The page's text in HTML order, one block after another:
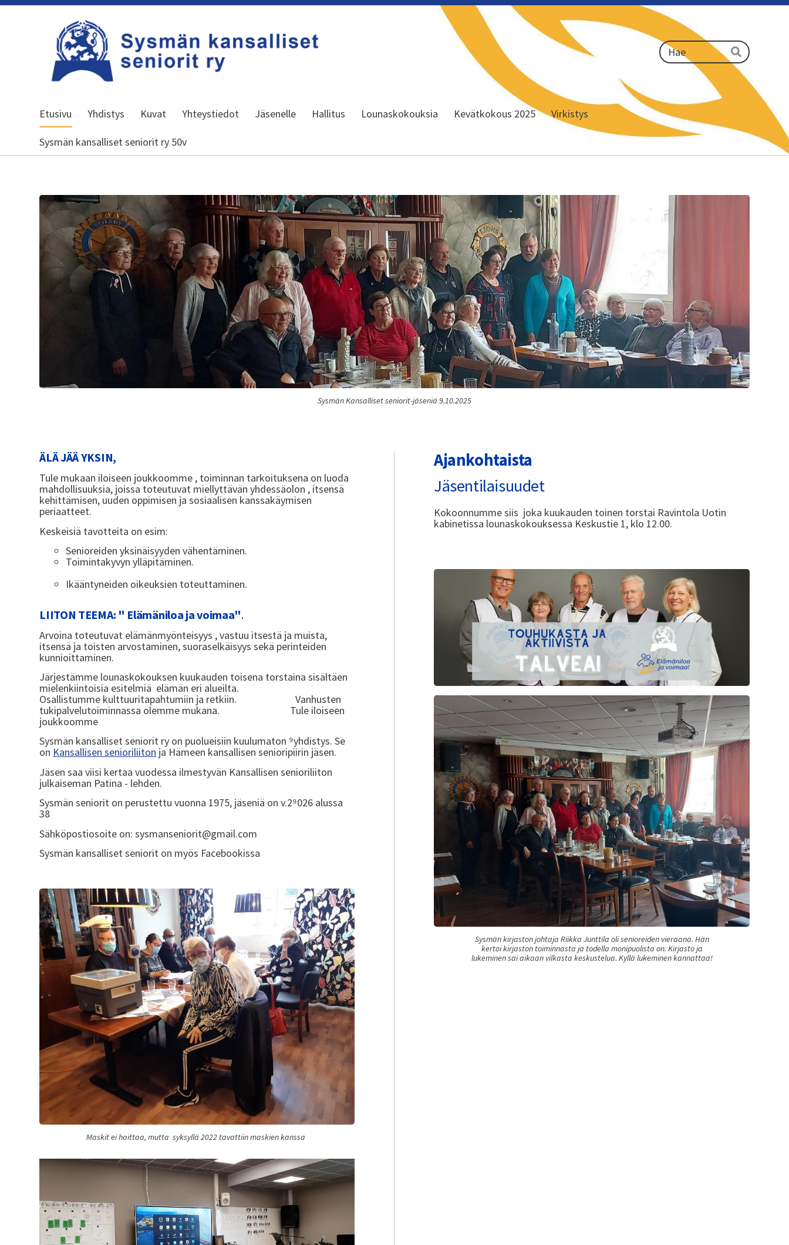
Sysmän kansalliset seniorit ry
Haku
Hae
Etusivu Yhdistys Kuvat Yhteystiedot Jäsenelle Hallitus Lounaskokouksia Kevätkokous 2025 Virkistys
Sysmän kansalliset seniorit ry 50v
Sysmän Kansalliset seniorit-jäseniä 9.10.2025
ÄLÄ JÄÄ YKSIN,
Tule mukaan iloiseen joukkoomme , toiminnan tarkoituksena on luoda
mahdollisuuksia, joissa toteutuvat miellyttävän yhdessäolon , itsensä
kehittämisen, uuden oppimisen ja sosiaalisen kanssakäymisen
periaatteet.
Keskeisiä tavotteita on esim:
Senioreiden yksinäisyyden vähentäminen.
Toimintakyvyn ylläpitäminen.
Ikääntyneiden oikeuksien toteuttaminen.
LIITON TEEMA: " Elämäniloa ja voimaa".
Arvoina toteutuvat elämänmyönteisyys , vastuu itsestä ja muista,
itsensä ja toisten arvostaminen, suoraselkäisyys sekä perinteiden
kunnioittaminen.
Järjestämme lounaskokouksen kuukauden toisena torstaina sisältäen
mielenkiintoisia esitelmiä elämän eri alueilta.
Osallistumme kulttuuritapahtumiin ja retkiin. Vanhusten
tukipalvelutoiminnassa olemme mukana. Tule iloiseen
joukkoomme
Sysmän kansalliset seniorit ry on puolueisiin kuulumaton ⁹yhdistys. Se
on Kansallisen senioriliiton ja Hämeen kansallisen senioripiirin jäsen.
Jäsen saa viisi kertaa vuodessa ilmestyvän Kansallisen senioriliiton
julkaiseman Patina - lehden.
Sysmän seniorit on perustettu vuonna 1975, jäseniä on v.2⁹026 alussa
38
Sähköpostiosoite on: sysmanseniorit@gmail.com
Sysmän kansalliset seniorit on myös Facebookissa
Maskit ei haittaa, mutta syksyllä 2022 tavattiin maskien kanssa
Ajankohtaista
Jäsentilaisuudet
Kokoonnumme siis joka kuukauden toinen torstai Ravintola Uotin
kabinetissa lounaskokouksessa Keskustie 1, klo 12.00.
Sysmän kirjaston johtaja Riikka Junttila oli senioreiden vieraana. Hän
kertoi kirjaston toiminnasta ja todella monipuolista on. Kirjasto ja
lukeminen sai aikaan vilkasta keskustelua. Kyllä lukeminen kannattaa!